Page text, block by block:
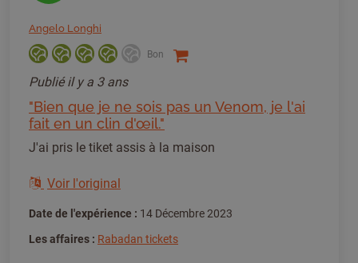
Angelo Longhi
Bon
Publiéil y a 3 ans
"Bien que je ne sois pas un Venom, je l'ai
fait en un clin d'œil."
J'ai pris le tiket assis à la maison
Voir l'original
Date de l'expérience : 14 Décembre 2023
Les affaires : Rabadan tickets